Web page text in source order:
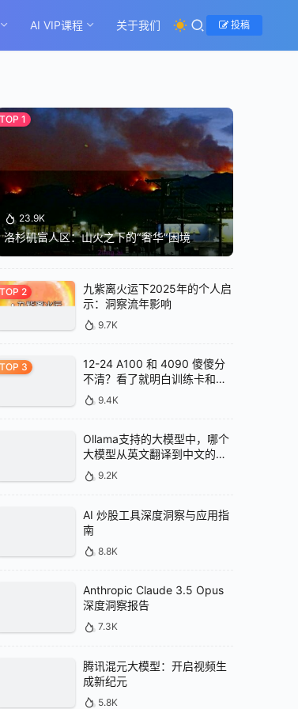
AI VIP课程 关于我们 投稿
23.9K
洛杉矶富人区：山火之下的“奢华”困境
九紫离火运下2025年的个人启
示：洞察流年影响
9.7K
12-24 A100 和 4090 傻傻分
不清？看了就明白训练卡和推
理卡的区别
9.4K
Ollama支持的大模型中，哪个
大模型从英文翻译到中文的效
果最好
9.2K
AI 炒股工具深度洞察与应用指
南
8.8K
Anthropic Claude 3.5 Opus
深度洞察报告
7.3K
腾讯混元大模型：开启视频生
成新纪元
5.8K